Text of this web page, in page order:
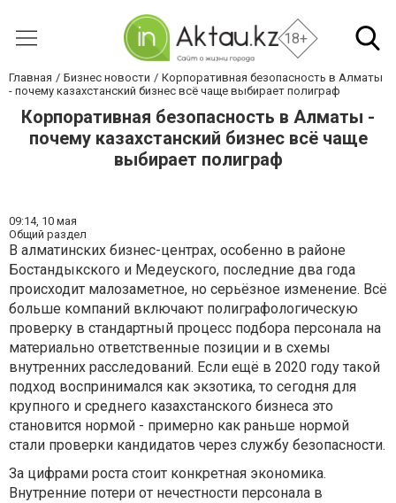
18+
Главная Бизнес новости
Корпоративная безопасность в Алматы
- почему казахстанский бизнес всё чаще выбирает полиграф
Корпоративная безопасность в Алматы -
почему казахстанский бизнес всё чаще
выбирает полиграф
09:14, 10 мая
Общий раздел
В алматинских бизнес-центрах, особенно в районе
Бостандыкского и Медеуского, последние два года
происходит малозаметное, но серьёзное изменение. Всё
больше компаний включают полиграфологическую
проверку в стандартный процесс подбора персонала на
материально ответственные позиции и в схемы
внутренних расследований. Если ещё в 2020 году такой
подход воспринимался как экзотика, то сегодня для
крупного и среднего казахстанского бизнеса это
становится нормой - примерно как раньше нормой
стали проверки кандидатов через службу безопасности.
За цифрами роста стоит конкретная экономика.
Внутренние потери от нечестности персонала в